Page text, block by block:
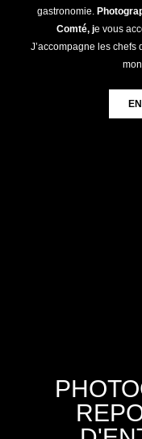
gastronomie.
Comté, je vous
J’accompagne les chefs